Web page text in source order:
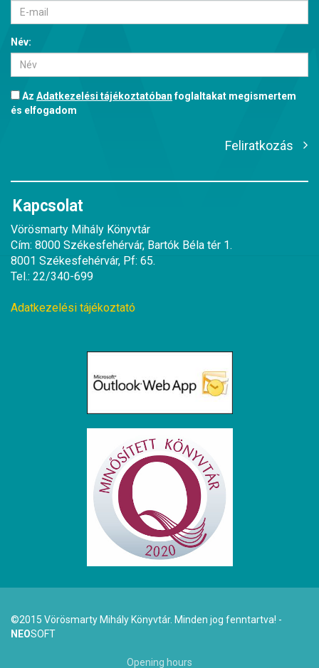
Név:
Az Adatkezelési tájékoztatóbanfoglaltakat megismertem
és elfogadom
Feliratkozás
Kapcsolat
Vörösmarty Mihály Könyvtár
Cím: 8000 Székesfehérvár, Bartók Béla tér 1.
8001 Székesfehérvár, Pf: 65.
Tel.: 22/340-699
Adatkezelési tájékoztató
©2015 Vörösmarty Mihály Könyvtár. Minden jog fenntartva! -
NEOSOFT
Opening hours